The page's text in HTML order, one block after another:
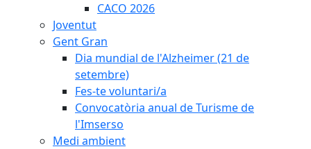
CACO 2026
Joventut
Gent Gran
Dia mundial de l'Alzheimer (21 de
setembre)
Fes-te voluntari/a
Convocatòria anual de Turisme de
l'Imserso
Medi ambient